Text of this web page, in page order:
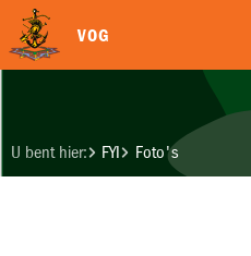
VOG
U bent hier: FYI Foto's